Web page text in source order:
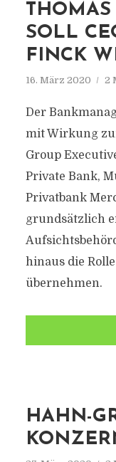
SOLL
FINCK
16. März 2020 2
Der
mit Wirkung
Group
Private Bank,
Privatbank
grundsätzlich
hinaus die
übernehmen.
HAHN-